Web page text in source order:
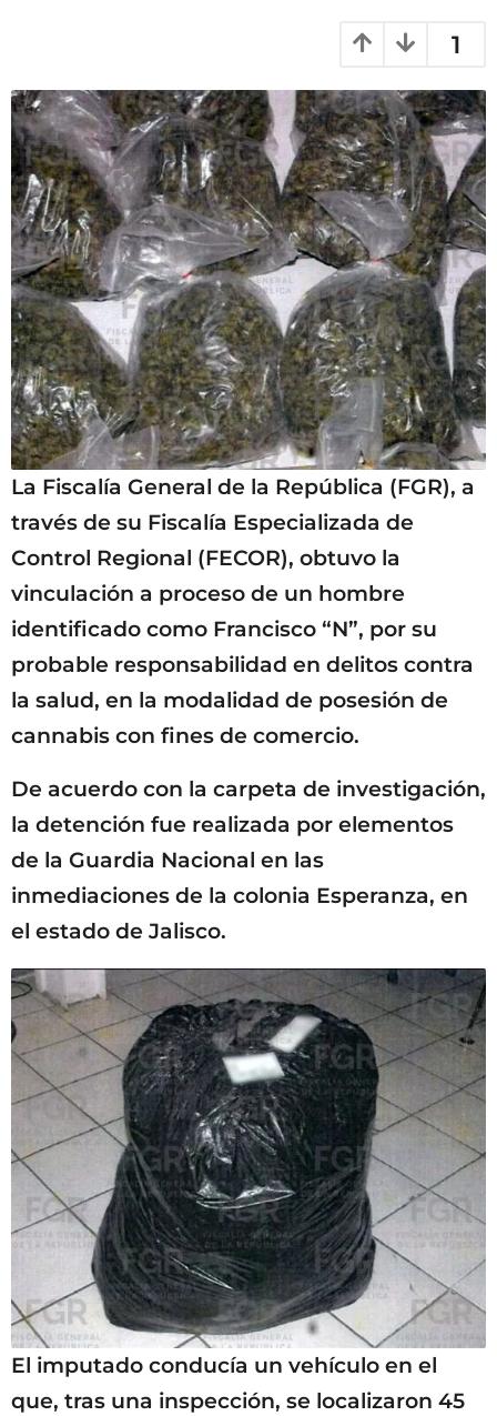
1
La Fiscalía General de la República (FGR), a
través de su Fiscalía Especializada de
Control Regional (FECOR), obtuvo la
vinculación a proceso de un hombre
identificado como Francisco “N”, por su
probable responsabilidad en delitos contra
la salud, en la modalidad de posesión de
cannabis con fines de comercio.
De acuerdo con la carpeta de investigación,
la detención fue realizada por elementos
de la Guardia Nacional en las
inmediaciones de la colonia Esperanza, en
el estado de Jalisco.
El imputado conducía un vehículo en el
que, tras una inspección, se localizaron 45